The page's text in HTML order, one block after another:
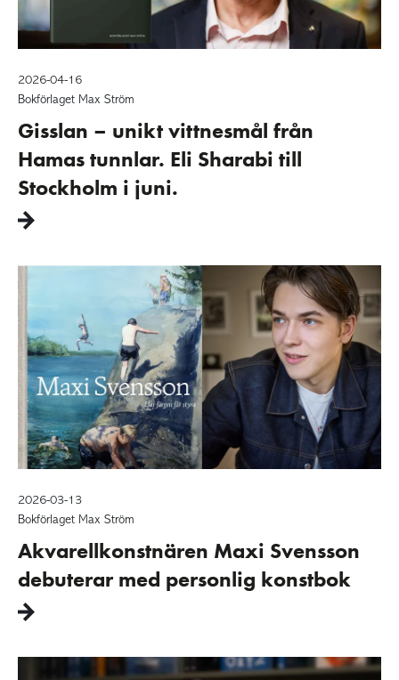
2026-04-16
Bokförlaget Max Ström
Gisslan – unikt vittnesmål från
Hamas tunnlar. Eli Sharabi till
Stockholm i juni.
2026-03-13
Bokförlaget Max Ström
Akvarellkonstnären Maxi Svensson
debuterar med personlig konstbok